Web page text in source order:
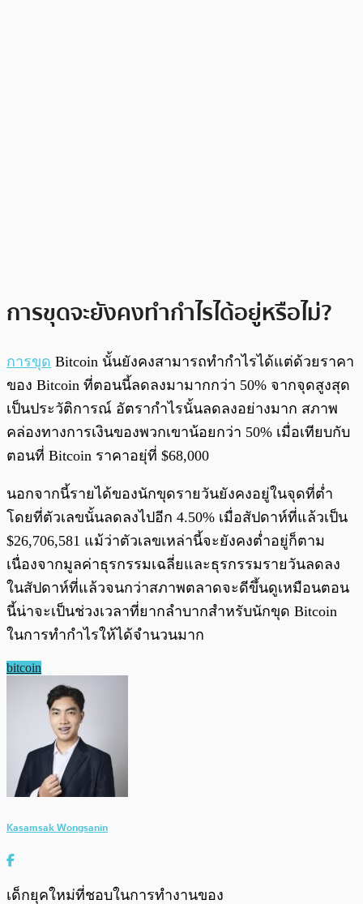
การขุดจะยังคงทำกำไรได้อยู่หรือไม่?
การขุด Bitcoin นั้นยังคงสามารถทำกำไรได้แต่ด้วยราคา
ของ Bitcoin ที่ตอนนี้ลดลงมามากกว่า 50% จากจุดสูงสุด
เป็นประวัติการณ์ อัตรากำไรนั้นลดลงอย่างมาก สภาพ
คล่องทางการเงินของพวกเขาน้อยกว่า 50% เมื่อเทียบกับ
ตอนที่ Bitcoin ราคาอยุ่ที่ $68,000
นอกจากนี้รายได้ของนักขุดรายวันยังคงอยู่ในจุดที่ต่ำ
โดยที่ตัวเลขนั้นลดลงไปอีก 4.50% เมื่อสัปดาห์ที่แล้วเป็น
$26,706,581 แม้ว่าตัวเลขเหล่านี้จะยังคงต่ำอยู่ก็ตาม
เนื่องจากมูลค่าธุรกรรมเฉลี่ยและธุรกรรมรายวันลดลง
ในสัปดาห์ที่แล้วจนกว่าสภาพตลาดจะดีขึ้นดูเหมือนตอน
นี้น่าจะเป็นช่วงเวลาที่ยากลำบากสำหรับนักขุด Bitcoin
ในการทำกำไรให้ได้จำนวนมาก
bitcoin
Kasamsak Wongsanin
เด็กยุคใหม่ที่ชอบในการทำงานของ